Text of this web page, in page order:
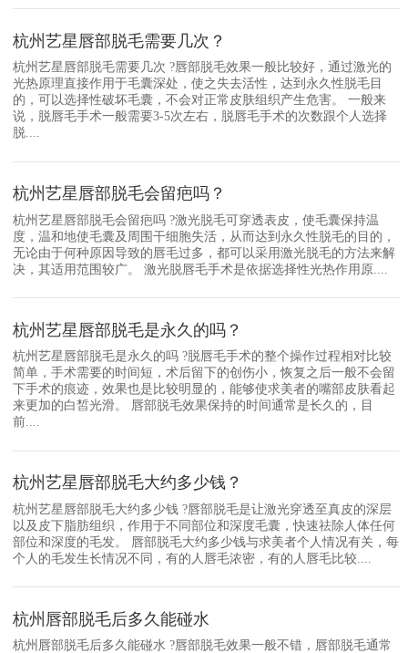
杭州艺星唇部脱毛需要几次？
杭州艺星唇部脱毛需要几次 ?唇部脱毛效果一般比较好，通过激光的
光热原理直接作用于毛囊深处，使之失去活性，达到永久性脱毛目
的，可以选择性破坏毛囊，不会对正常皮肤组织产生危害。 一般来
说，脱唇毛手术一般需要3-5次左右，脱唇毛手术的次数跟个人选择
脱....
杭州艺星唇部脱毛会留疤吗？
杭州艺星唇部脱毛会留疤吗 ?激光脱毛可穿透表皮，使毛囊保持温
度，温和地使毛囊及周围干细胞失活，从而达到永久性脱毛的目的，
无论由于何种原因导致的唇毛过多，都可以采用激光脱毛的方法来解
决，其适用范围较广。 激光脱唇毛手术是依据选择性光热作用原....
杭州艺星唇部脱毛是永久的吗？
杭州艺星唇部脱毛是永久的吗 ?脱唇毛手术的整个操作过程相对比较
简单，手术需要的时间短，术后留下的创伤小，恢复之后一般不会留
下手术的痕迹，效果也是比较明显的，能够使求美者的嘴部皮肤看起
来更加的白皙光滑。 唇部脱毛效果保持的时间通常是长久的，目
前....
杭州艺星唇部脱毛大约多少钱？
杭州艺星唇部脱毛大约多少钱 ?唇部脱毛是让激光穿透至真皮的深层
以及皮下脂肪组织，作用于不同部位和深度毛囊，快速祛除人体任何
部位和深度的毛发。 唇部脱毛大约多少钱与求美者个人情况有关，每
个人的毛发生长情况不同，有的人唇毛浓密，有的人唇毛比较....
杭州唇部脱毛后多久能碰水
杭州唇部脱毛后多久能碰水 ?唇部脱毛效果一般不错，唇部脱毛通常